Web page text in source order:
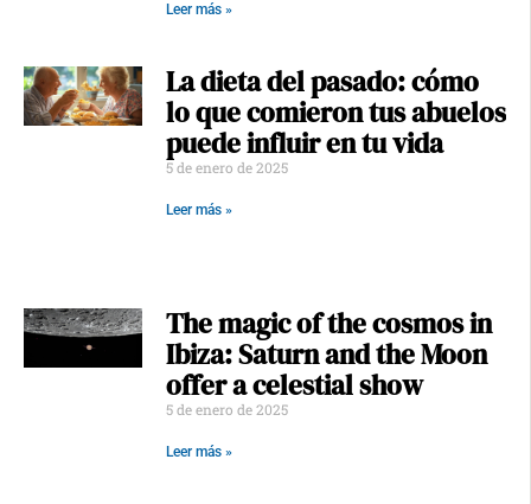
Leer más »
La dieta del pasado: cómo
lo que comieron tus abuelos
puede influir en tu vida
5 de enero de 2025
Leer más »
The magic of the cosmos in
Ibiza: Saturn and the Moon
offer a celestial show
5 de enero de 2025
Leer más »